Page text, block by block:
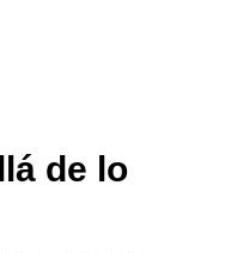
de lo